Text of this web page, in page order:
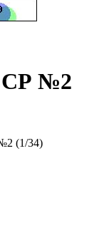
№2
(1/34)